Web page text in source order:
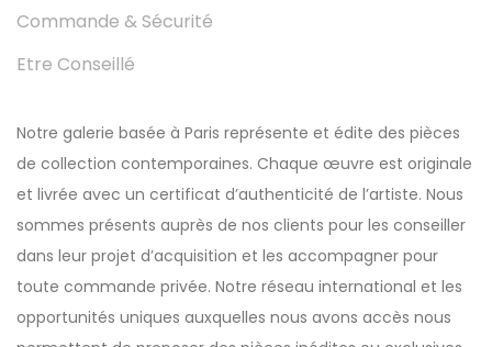
Commande & Sécurité
Etre Conseillé
Notre galerie basée à Paris représente et édite des pièces
de collection contemporaines. Chaque œuvre est originale
et livrée avec un certificat d’authenticité de l’artiste. Nous
sommes présents auprès de nos clients pour les conseiller
dans leur projet d’acquisition et les accompagner pour
toute commande privée. Notre réseau international et les
opportunités uniques auxquelles nous avons accès nous